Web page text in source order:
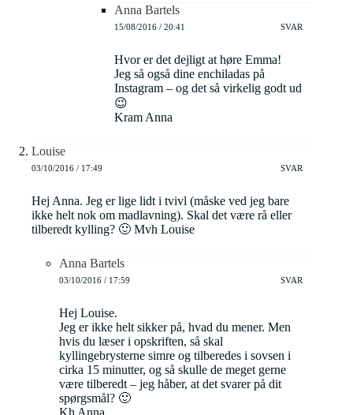
Anna Bartels
15/08/2016 / 20:41 SVAR
Hvor er det dejligt at høre Emma!
Jeg så også dine enchiladas på
Instagram – og det så virkelig godt ud
😉
Kram Anna
Louise
03/10/2016 / 17:49 SVAR
Hej Anna. Jeg er lige lidt i tvivl (måske ved jeg bare
ikke helt nok om madlavning). Skal det være rå eller
tilberedt kylling? 🙂 Mvh Louise
Anna Bartels
03/10/2016 / 17:59 SVAR
Hej Louise.
Jeg er ikke helt sikker på, hvad du mener. Men
hvis du læser i opskriften, så skal
kyllingebrysterne simre og tilberedes i sovsen i
cirka 15 minutter, og så skulle de meget gerne
være tilberedt – jeg håber, at det svarer på dit
spørgsmål? 🙂
Kh Anna